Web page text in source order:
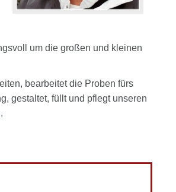
um die großen und kleinen
bearbeitet die Proben fürs
gestaltet, füllt und pflegt unseren